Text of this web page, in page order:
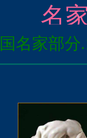
家画
名家部分